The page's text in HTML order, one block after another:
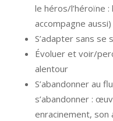
le héros/l’héroïne :
accompagne aussi)
S’adapter sans se
Évoluer et voir/
alentour
S’abandonner au
s’abandonner :
enracinement, son